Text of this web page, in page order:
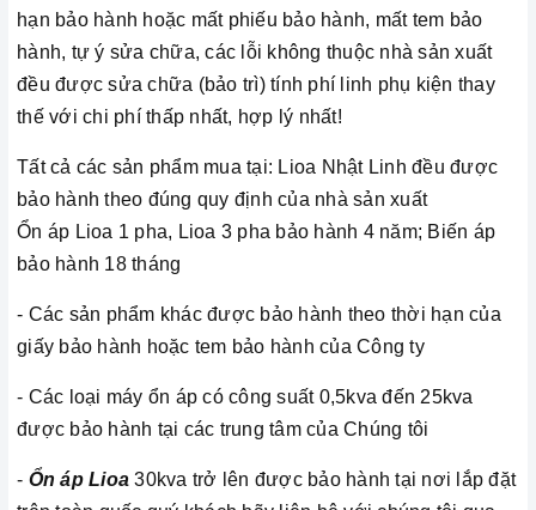
hạn bảo hành hoặc mất phiếu bảo hành, mất tem bảo
hành, tự ý sửa chữa, các lỗi không thuộc nhà sản xuất
đều được sửa chữa (bảo trì) tính phí linh phụ kiện thay
thế với chi phí thấp nhất, hợp lý nhất!
Tất cả các sản phẩm mua tại: Lioa Nhật Linh đều được
bảo hành theo đúng quy định của nhà sản xuất
Ổn áp Lioa 1 pha, Lioa 3 pha bảo hành 4 năm; Biến áp
bảo hành 18 tháng
- Các sản phẩm khác được bảo hành theo thời hạn của
giấy bảo hành hoặc tem bảo hành của Công ty
- Các loại máy ổn áp có công suất 0,5kva đến 25kva
được bảo hành tại các trung tâm của Chúng tôi
- Ổn áp Lioa 30kva trở lên được bảo hành tại nơi lắp đặt